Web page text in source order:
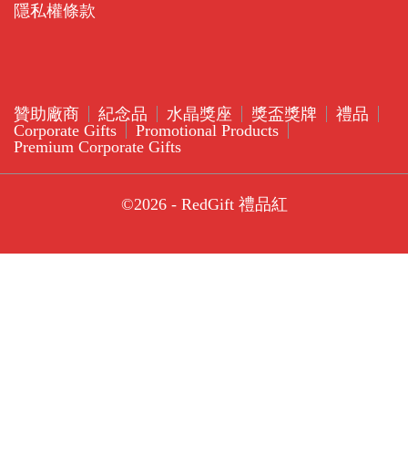
隱私權條款
贊助廠商 紀念品 水晶獎座 獎盃獎牌
禮品
Corporate Gifts
Promotional Products
Premium Corporate Gifts
©2026 - RedGift 禮品紅